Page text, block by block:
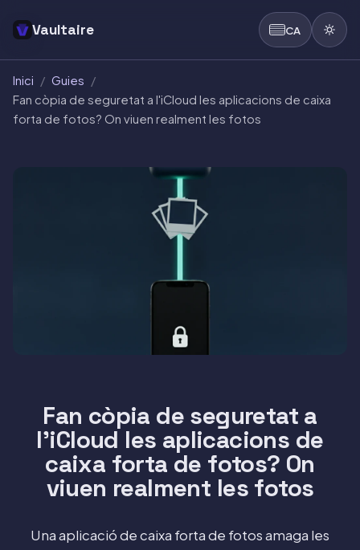
Vaultaire CA
Inici / Guies /
Fan còpia de seguretat a l'iCloud les aplicacions de caixa
forta de fotos? On viuen realment les fotos
Fan còpia de seguretat a
l'iCloud les aplicacions de
caixa forta de fotos? On
viuen realment les fotos
Una aplicació de caixa forta de fotos amaga les